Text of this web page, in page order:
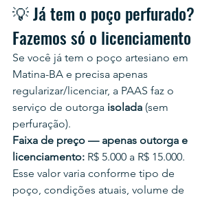
💡 Já tem o poço perfurado?
Fazemos só o licenciamento
Se você já tem o poço artesiano em
Matina-BA e precisa apenas
regularizar/licenciar, a PAAS faz o
serviço de outorga isolada (sem
perfuração).
Faixa de preço — apenas outorga e
licenciamento: R$ 5.000 a R$ 15.000.
Esse valor varia conforme tipo de
poço, condições atuais, volume de